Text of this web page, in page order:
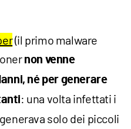
(il primo malware
non venne
né per generare
: una volta infettati i
solo dei piccoli